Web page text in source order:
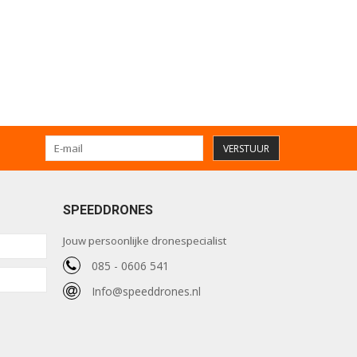
VERSTUUR
SPEEDDRONES
Jouw persoonlijke dronespecialist
085 - 0606 541
Info@speeddrones.nl